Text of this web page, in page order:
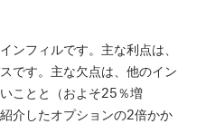
ンフィルです。主な利点は、
です。主な欠点は、他のイン
ことと（およそ25％増
介したオプションの2倍かか